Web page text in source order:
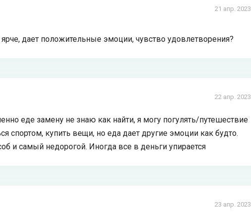
21 апр. 2023
дает положительные эмоции, чувство удовлетворения?
22 апр. 2023
еде замену не знаю как найти, я могу погулять/путешествие
спортом, купить вещи, но еда дает другие эмоции как будто.
и самый недорогой. Иногда все в деньги упирается
23 апр. 2023